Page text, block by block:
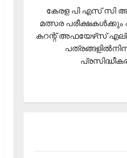
കേരള പി എസ് സി
മത്സര
കറന്റ് അഫയേഴ്‌സ്